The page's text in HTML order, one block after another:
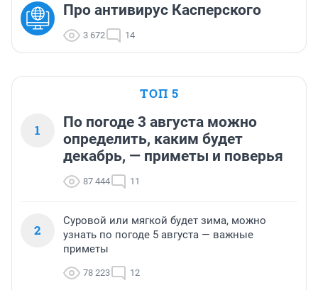
Про антивирус Касперского
3 672 14
ТОП 5
1
По погоде 3 августа можно
определить, каким будет
декабрь, — приметы и поверья
87 444 11
2
Суровой или мягкой будет зима, можно
узнать по погоде 5 августа — важные
приметы
78 223 12